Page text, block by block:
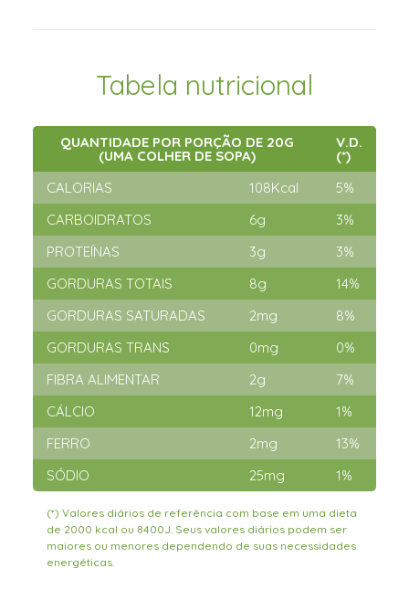
Tabela nutricional
QUANTIDADE POR PORÇÃO DE 20G
(UMA COLHER DE SOPA)
V.D.
(*)
CALORIAS
108Kcal
5%
CARBOIDRATOS
6g
3%
PROTEÍNAS
3g
3%
GORDURAS TOTAIS
8g
14%
GORDURAS SATURADAS
2mg
8%
GORDURAS TRANS
0mg
0%
FIBRA ALIMENTAR
2g
7%
CÁLCIO
12mg
1%
FERRO
2mg
13%
SÓDIO
25mg 1%
(*) Valores diários de referência com base em uma dieta
de 2000 kcal ou 8400J. Seus valores diários podem ser
maiores ou menores dependendo de suas necessidades
energéticas.